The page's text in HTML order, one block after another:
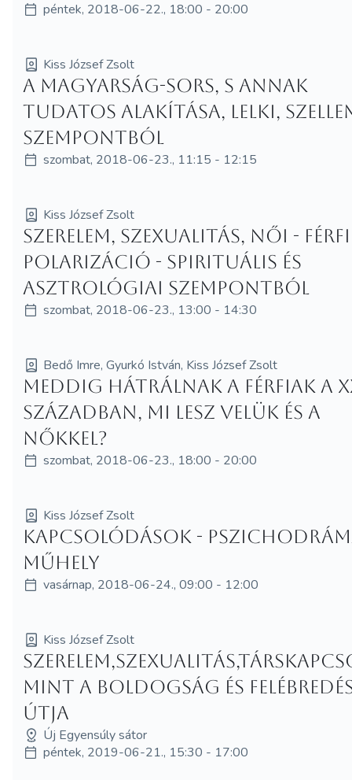
péntek, 2018-06-22., 18:00 - 20:00
Kiss József Zsolt
A magyarság-sors, s annak
tudatos alakítása, lelki,
szempontból
szombat, 2018-06-23., 11:15 - 12:15
Kiss József Zsolt
Szerelem, szexualitás, női - férfi
polarizáció - spirituális és
asztrológiai szempontból
szombat, 2018-06-23., 13:00 - 14:30
Bedő Imre, Gyurkó István, Kiss József Zsolt
Meddig hátrálnak a férfiak a
században, mi lesz velük és a
nőkkel?
szombat, 2018-06-23., 18:00 - 20:00
Kiss József Zsolt
Kapcsolódások -
műhely
vasárnap, 2018-06-24., 09:00 - 12:00
Kiss József Zsolt
mint a boldogság és
útja
Új Egyensúly sátor
péntek, 2019-06-21., 15:30 - 17:00